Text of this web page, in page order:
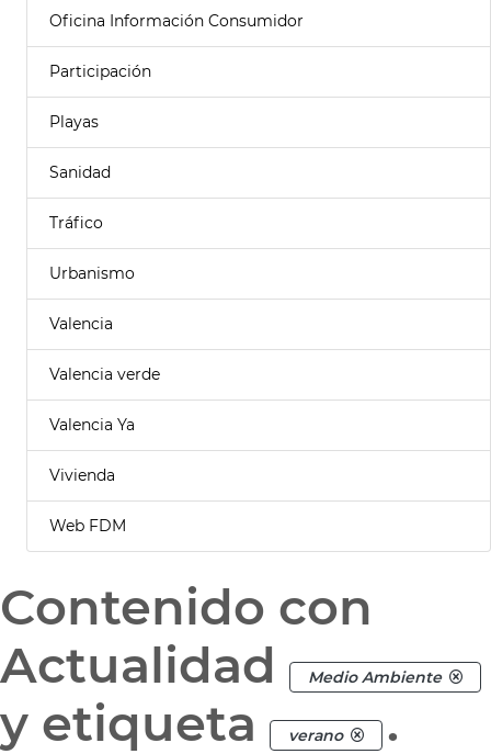
Oficina Información Consumidor
Participación
Playas
Sanidad
Tráfico
Urbanismo
Valencia
Valencia verde
Valencia Ya
Vivienda
Web FDM
Contenido con
Actualidad
Medio Ambiente
y etiqueta verano .